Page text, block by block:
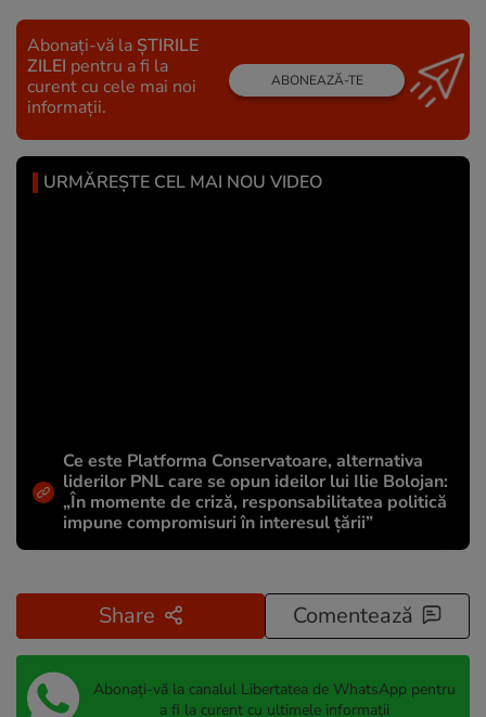
Abonați-vă la ȘTIRILE
ZILEI pentru a fi la
curent cu cele mai noi
informații.
ABONEAZĂ-TE
URMĂREȘTE CEL MAI NOU VIDEO
Ce este Platforma Conservatoare, alternativa
liderilor PNL care se opun ideilor lui Ilie Bolojan:
„În momente de criză, responsabilitatea politică
impune compromisuri în interesul țării”
Share Comentează
Abonați-vă la canalul Libertatea de WhatsApp pentru
a fi la curent cu ultimele informații